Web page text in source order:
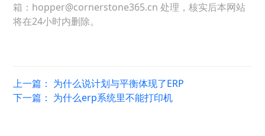
箱：hopper@cornerstone365.cn 处理，核实后本网站
将在24小时内删除。
上一篇： 为什么说计划与平衡体现了ERP
下一篇： 为什么erp系统里不能打印机